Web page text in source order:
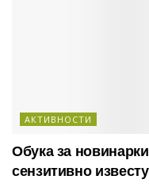
АКТИВНОСТИ
Обука за
сензитивно